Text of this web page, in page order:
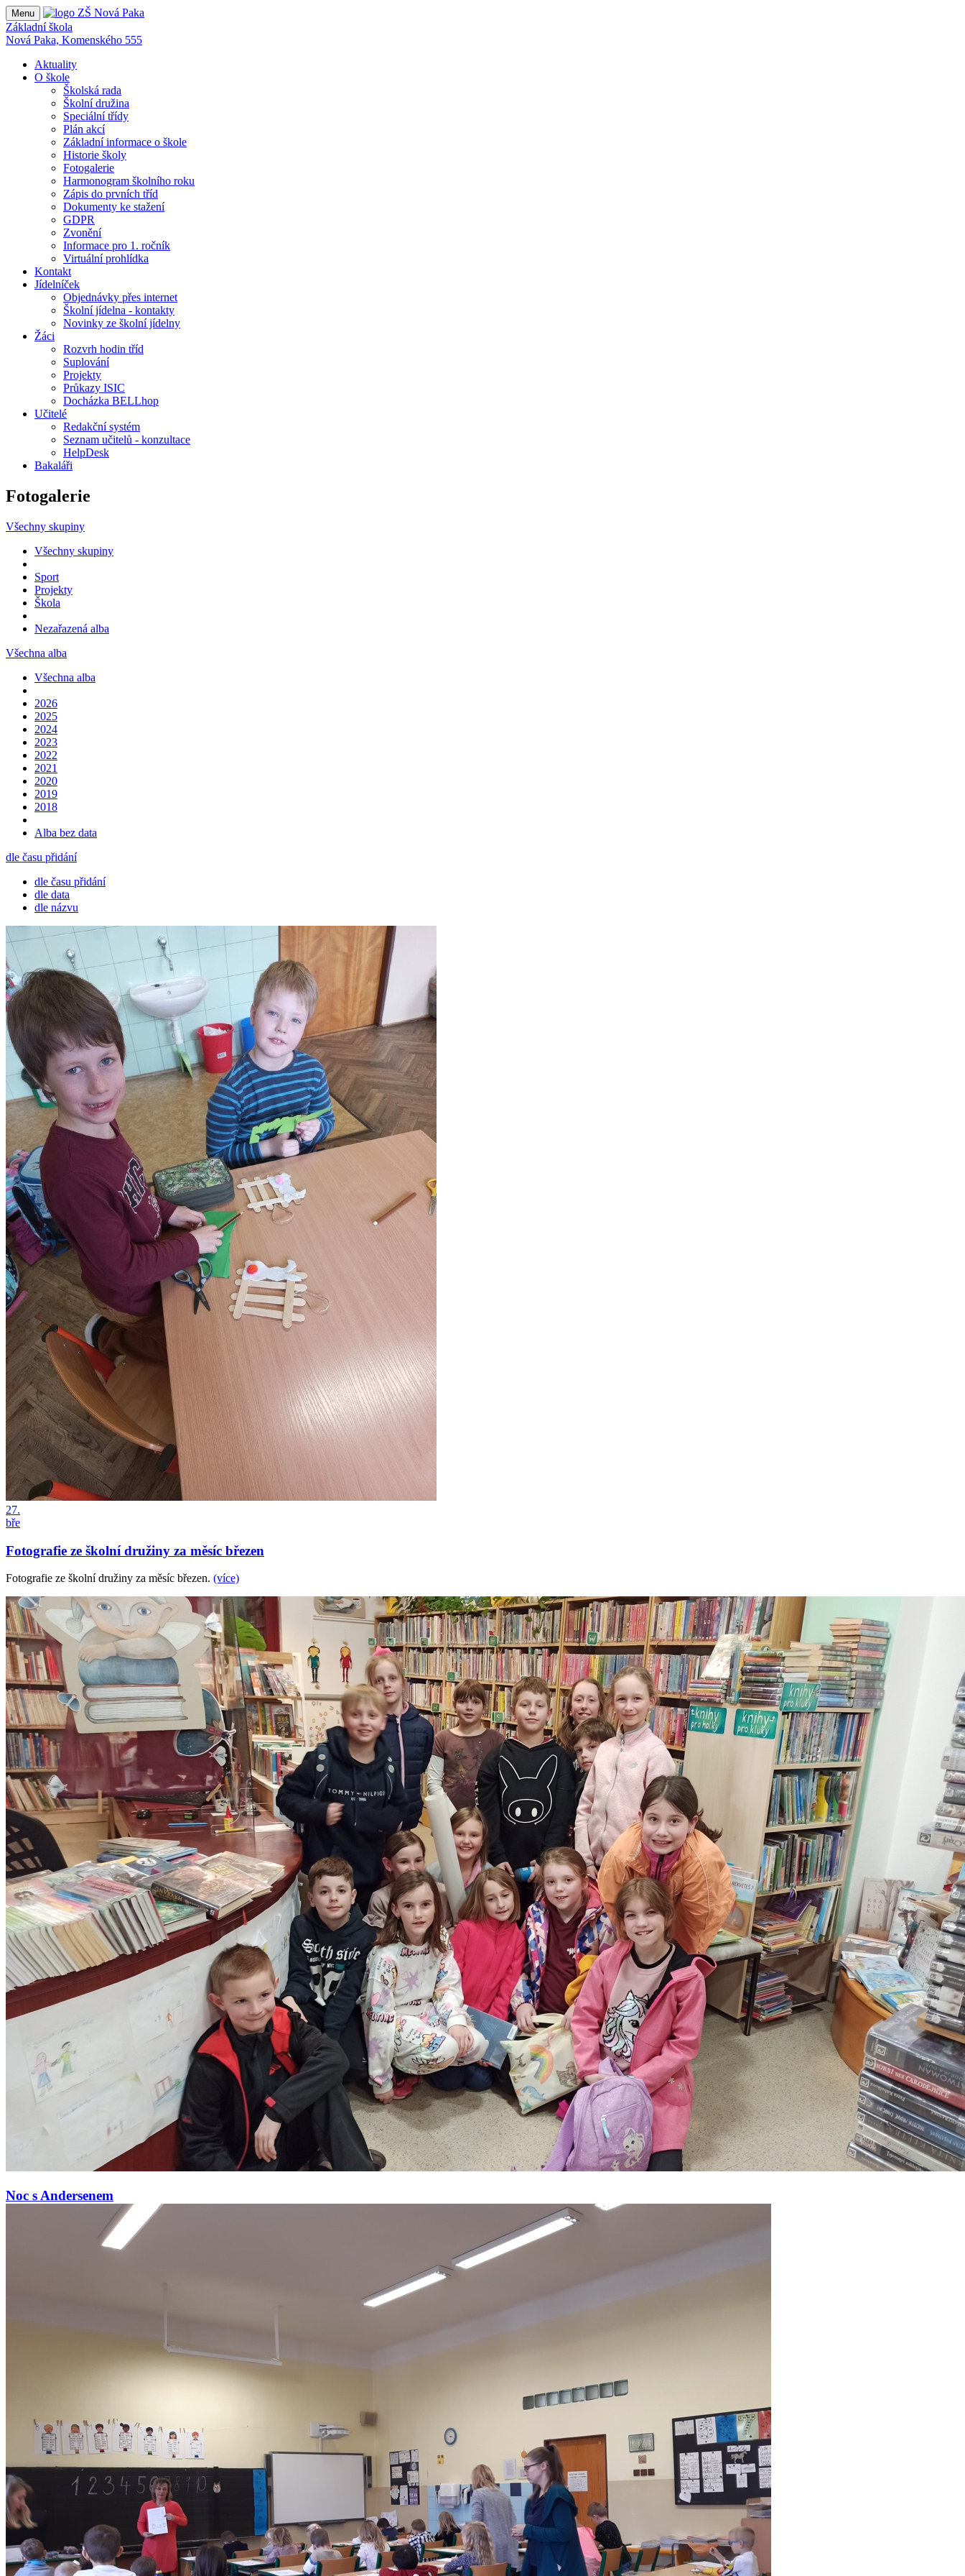
Menu
Základní škola
Nová Paka, Komenského 555
Aktuality
O škole
Školská rada
Školní družina
Speciální třídy
Plán akcí
Základní informace o škole
Historie školy
Fotogalerie
Harmonogram školního roku
Zápis do prvních tříd
Dokumenty ke stažení
GDPR
Zvonění
Informace pro 1. ročník
Virtuální prohlídka
Kontakt
Jídelníček
Objednávky přes internet
Školní jídelna - kontakty
Novinky ze školní jídelny
Žáci
Rozvrh hodin tříd
Suplování
Projekty
Průkazy ISIC
Docházka BELLhop
Učitelé
Redakční systém
Seznam učitelů - konzultace
HelpDesk
Bakaláři
Fotogalerie
Všechny skupiny
Všechny skupiny
Sport
Projekty
Škola
Nezařazená alba
Všechna alba
Všechna alba
2026
2025
2024
2023
2022
2021
2020
2019
2018
Alba bez data
dle času přidání
dle času přidání
dle data
dle názvu
27.
bře
Fotografie ze školní družiny za měsíc březen
Fotografie ze školní družiny za měsíc březen. (více)
Noc s Andersenem